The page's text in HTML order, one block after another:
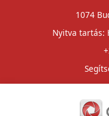
1074
Nyitva tartás: